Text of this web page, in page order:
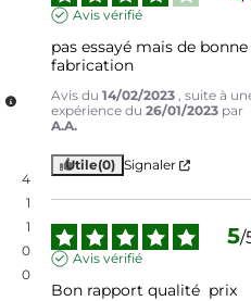
4
1
1
0
0
Avis vérifié
pas essayé mais de bonne
fabrication
Avis du14/02/2023 , suite à
expérience du26/01/2023 par
A.A.
Utile(0) Signaler
5/
Avis vérifié
Bon rapport qualité  prix